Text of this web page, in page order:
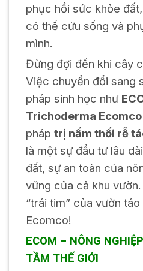
phục hồi sức khỏe
có thể cứu sống và
mình.
Đừng đợi đến khi cây
Việc chuyển đổi sang
pháp sinh học như
Trichoderma Ecomco
pháp trị nấm thối rễ
là một sự đầu tư lâu
đất, sự an toàn của
vững của cả khu
“trái tim” của vườn
Ecomco!
ECOM – NÔNG
TẦM THẾ GIỚI